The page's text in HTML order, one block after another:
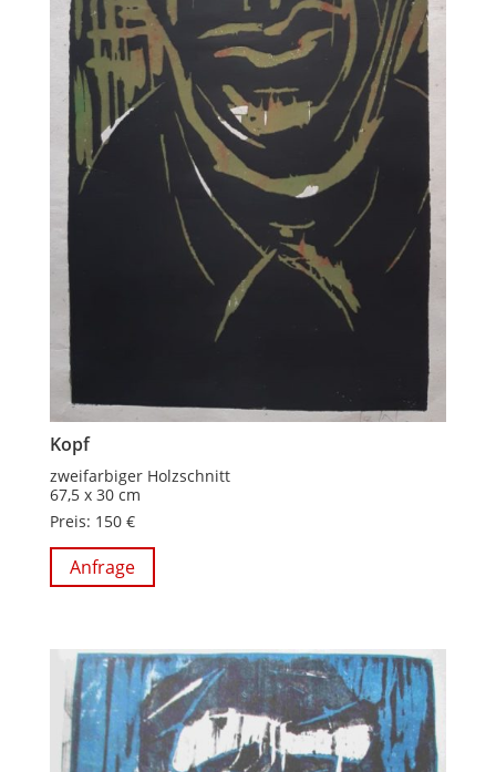
Kopf
zweifarbiger Holzschnitt
67,5 x 30 cm
Preis: 150 €
Anfrage